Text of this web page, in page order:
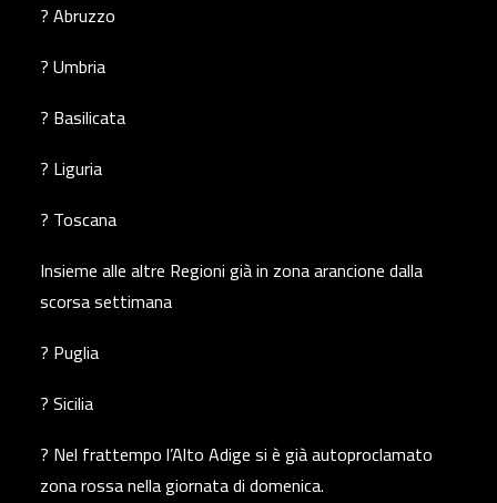
? Abruzzo
? Umbria
? Basilicata
? Liguria
? Toscana
Insieme alle altre Regioni già in zona arancione dalla
scorsa settimana
? Puglia
? Sicilia
? Nel frattempo l’Alto Adige si è già autoproclamato
zona rossa nella giornata di domenica.